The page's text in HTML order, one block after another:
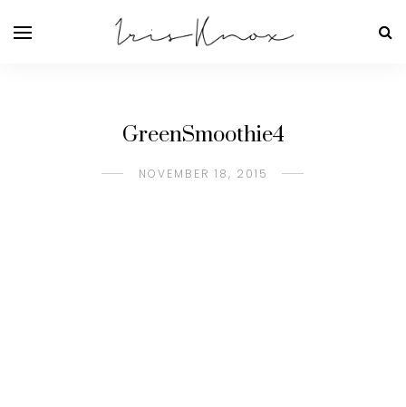
GreenSmoothie4
NOVEMBER 18, 2015